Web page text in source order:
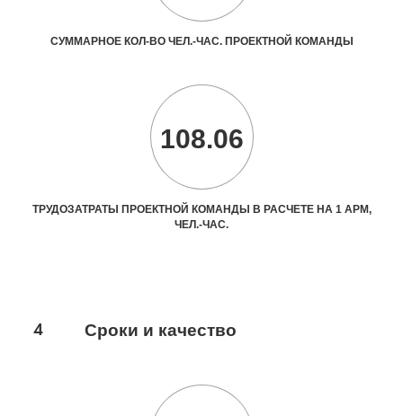
СУММАРНОЕ КОЛ-ВО ЧЕЛ.-ЧАС. ПРОЕКТНОЙ КОМАНДЫ
108.06
ТРУДОЗАТРАТЫ ПРОЕКТНОЙ КОМАНДЫ В РАСЧЕТЕ НА 1 АРМ,
ЧЕЛ.-ЧАС.
4 Сроки и качество